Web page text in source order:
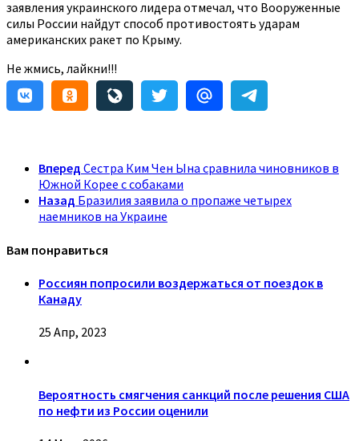
заявления украинского лидера отмечал, что Вооруженные
силы России найдут способ противостоять ударам
американских ракет по Крыму.
Не жмись, лайкни!!!
Вперед Сестра Ким Чен Ына сравнила чиновников в
Южной Корее с собаками
Назад Бразилия заявила о пропаже четырех
наемников на Украине
Вам понравиться
Россиян попросили воздержаться от поездок в
Канаду
25 Апр, 2023
Вероятность смягчения санкций после решения США
по нефти из России оценили